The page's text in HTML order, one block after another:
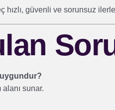
hızlı, güvenli ve sorunsuz
sunar.